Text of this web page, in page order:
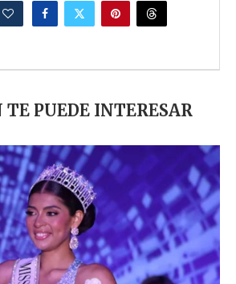
PUEDE INTERESAR